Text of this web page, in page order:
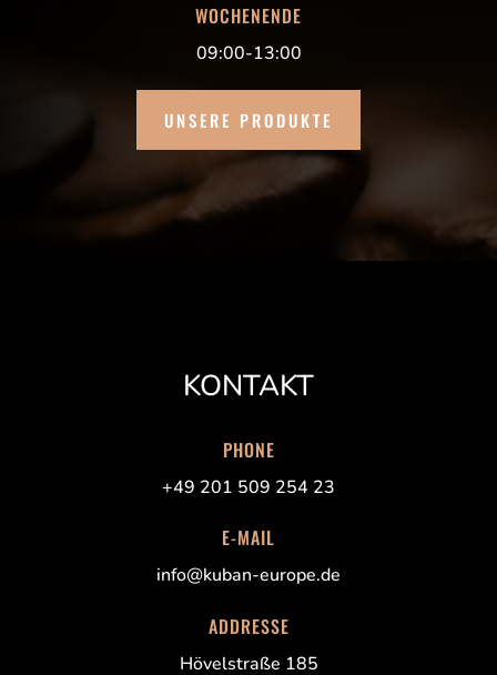
WOCHENENDE
09:00-13:00
UNSERE PRODUKTE
KONTAKT
PHONE
+49 201 509 254 23
E-MAIL
info@kuban-europe.de
ADDRESSE
Hövelstraße 185